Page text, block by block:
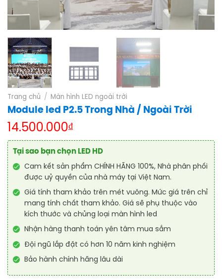
Trang chủ / Màn hình LED ngoài trời
Module led P2.5 Trong Nhà / Ngoài Trời
14.500.000₫
Tại sao bạn chọn LED HD
Cam kết sản phẩm CHÍNH HÃNG 100%, Nhà phân phối
được uỷ quyền của nhà máy tại Việt Nam.
Giá tính tham khảo trên mét vuông. Mức giá trên chỉ
mang tính chất tham khảo. Giá sẽ phụ thuộc vào
kích thước và chủng loại màn hình led
Nhận hàng thanh toán yên tâm mua sắm
Đội ngũ lắp đặt có hơn 10 năm kinh nghiệm
Bảo hành chính hãng lâu dài